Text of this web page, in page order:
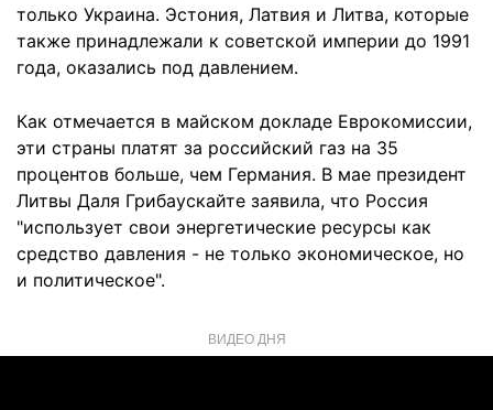
только Украина. Эстония, Латвия и Литва, которые
также принадлежали к советской империи до 1991
года, оказались под давлением.
Как отмечается в майском докладе Еврокомиссии,
эти страны платят за российский газ на 35
процентов больше, чем Германия. В мае президент
Литвы Даля Грибаускайте заявила, что Россия
"использует свои энергетические ресурсы как
средство давления - не только экономическое, но
и политическое".
ВИДЕО ДНЯ